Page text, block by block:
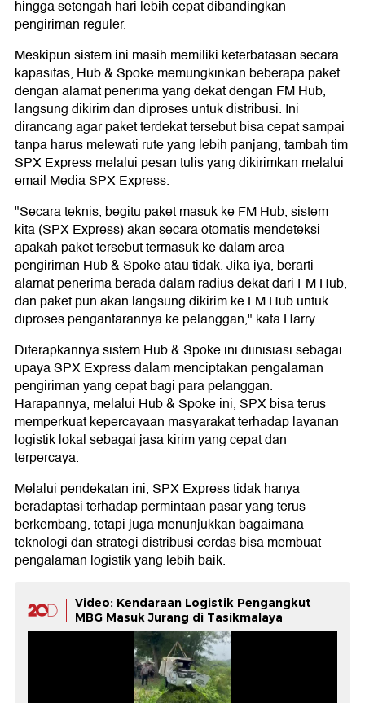
hingga setengah hari lebih cepat dibandingkan
pengiriman reguler.
Meskipun sistem ini masih memiliki keterbatasan secara
kapasitas, Hub & Spoke memungkinkan beberapa paket
dengan alamat penerima yang dekat dengan FM Hub,
langsung dikirim dan diproses untuk distribusi. Ini
dirancang agar paket terdekat tersebut bisa cepat sampai
tanpa harus melewati rute yang lebih panjang, tambah tim
SPX Express melalui pesan tulis yang dikirimkan melalui
email Media SPX Express.
"Secara teknis, begitu paket masuk ke FM Hub, sistem
kita (SPX Express) akan secara otomatis mendeteksi
apakah paket tersebut termasuk ke dalam area
pengiriman Hub & Spoke atau tidak. Jika iya, berarti
alamat penerima berada dalam radius dekat dari FM Hub,
dan paket pun akan langsung dikirim ke LM Hub untuk
diproses pengantarannya ke pelanggan," kata Harry.
Diterapkannya sistem Hub & Spoke ini diinisiasi sebagai
upaya SPX Express dalam menciptakan pengalaman
pengiriman yang cepat bagi para pelanggan.
Harapannya, melalui Hub & Spoke ini, SPX bisa terus
memperkuat kepercayaan masyarakat terhadap layanan
logistik lokal sebagai jasa kirim yang cepat dan
terpercaya.
Melalui pendekatan ini, SPX Express tidak hanya
beradaptasi terhadap permintaan pasar yang terus
berkembang, tetapi juga menunjukkan bagaimana
teknologi dan strategi distribusi cerdas bisa membuat
pengalaman logistik yang lebih baik.
Video: Kendaraan Logistik Pengangkut
MBG Masuk Jurang di Tasikmalaya